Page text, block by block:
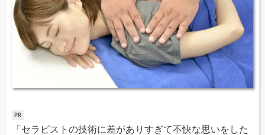
「セラピストの技術に差がありすぎて不快な思いをした